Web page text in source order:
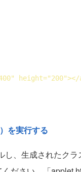
height="200"></
を実行する
、生成されたク